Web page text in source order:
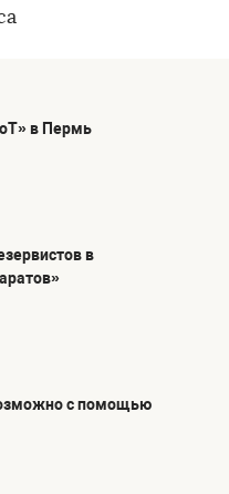
в Пермь
в
с помощью